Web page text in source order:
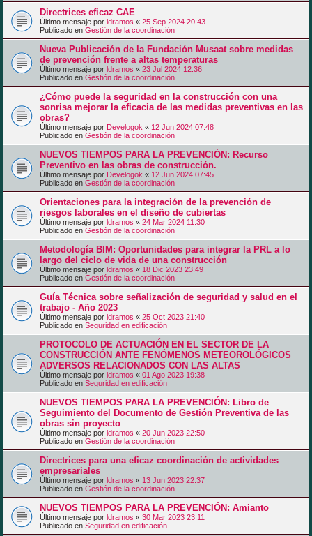
Directrices eficaz CAE
Último mensaje por ldramos « 25 Sep 2024 20:43
Publicado en Gestión de la coordinación
Nueva Publicación de la Fundación Musaat sobre medidas
de prevención frente a altas temperaturas
Último mensaje por ldramos « 23 Jul 2024 12:36
Publicado en Gestión de la coordinación
¿Cómo puede la seguridad en la construcción con una
sonrisa mejorar la eficacia de las medidas preventivas en las
obras?
Último mensaje por Develogok « 12 Jun 2024 07:48
Publicado en Gestión de la coordinación
NUEVOS TIEMPOS PARA LA PREVENCIÓN: Recurso
Preventivo en las obras de construcción.
Último mensaje por Develogok « 12 Jun 2024 07:45
Publicado en Gestión de la coordinación
Orientaciones para la integración de la prevención de
riesgos laborales en el diseño de cubiertas
Último mensaje por ldramos « 24 Mar 2024 11:30
Publicado en Gestión de la coordinación
Metodología BIM: Oportunidades para integrar la PRL a lo
largo del ciclo de vida de una construcción
Último mensaje por ldramos « 18 Dic 2023 23:49
Publicado en Gestión de la coordinación
Guía Técnica sobre señalización de seguridad y salud en el
trabajo - Año 2023
Último mensaje por ldramos « 25 Oct 2023 21:40
Publicado en Seguridad en edificación
PROTOCOLO DE ACTUACIÓN EN EL SECTOR DE LA
CONSTRUCCIÓN ANTE FENÓMENOS METEOROLÓGICOS
ADVERSOS RELACIONADOS CON LAS ALTAS
Último mensaje por ldramos « 01 Ago 2023 19:38
Publicado en Seguridad en edificación
NUEVOS TIEMPOS PARA LA PREVENCIÓN: Libro de
Seguimiento del Documento de Gestión Preventiva de las
obras sin proyecto
Último mensaje por ldramos « 20 Jun 2023 22:50
Publicado en Gestión de la coordinación
Directrices para una eficaz coordinación de actividades
empresariales
Último mensaje por ldramos « 13 Jun 2023 22:37
Publicado en Gestión de la coordinación
NUEVOS TIEMPOS PARA LA PREVENCIÓN: Amianto
Último mensaje por ldramos « 30 Mar 2023 23:11
Publicado en Seguridad en edificación